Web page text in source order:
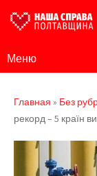
організація
Меню
Главная » Без
рекорд – 5 країн